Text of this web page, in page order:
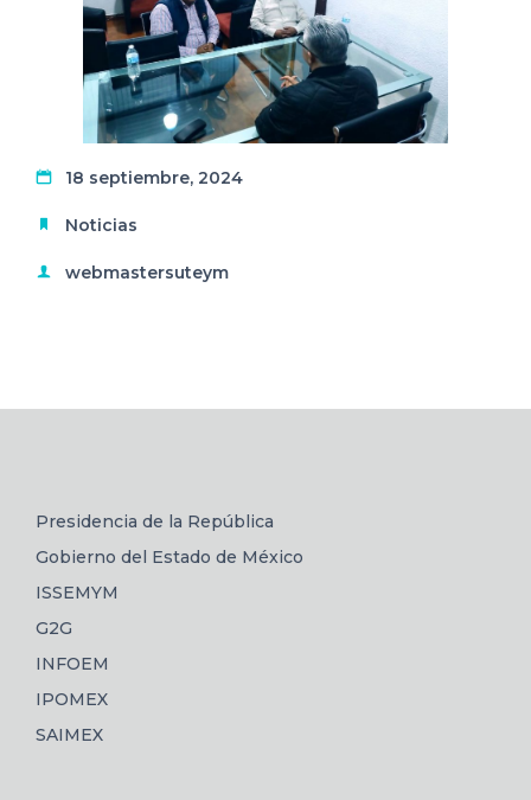
18 septiembre, 2024
Noticias
webmastersuteym
Presidencia de la República
Gobierno del Estado de México
ISSEMYM
G2G
INFOEM
IPOMEX
SAIMEX